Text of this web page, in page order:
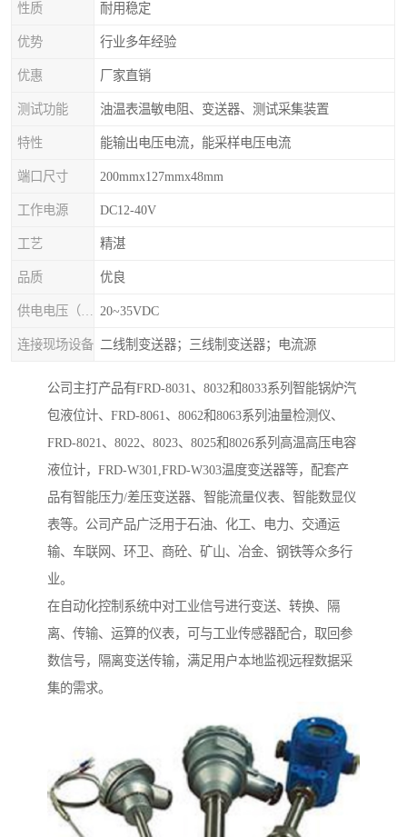
性质 耐用稳定
优势 行业多年经验
优惠 厂家直销
测试功能 油温表温敏电阻、变送器、测试采集装置
特性 能输出电压电流，能采样电压电流
端口尺寸 200mmx127mmx48mm
工作电源 DC12-40V
工艺 精湛
品质 优良
20~35VDC
连接现场设备 二线制变送器；三线制变送器；电流源
公司主打产品有FRD-8031、8032和8033系列智能锅炉汽
包液位计、FRD-8061、8062和8063系列油量检测仪、
FRD-8021、8022、8023、8025和8026系列高温高压电容
液位计，FRD-W301,FRD-W303温度变送器等，配套产
品有智能压力/差压变送器、智能流量仪表、智能数显仪
表等。公司产品广泛用于石油、化工、电力、交通运
输、车联网、环卫、商砼、矿山、冶金、钢铁等众多行
业。
在自动化控制系统中对工业信号进行变送、转换、隔
离、传输、运算的仪表，可与工业传感器配合，取回参
数信号，隔离变送传输，满足用户本地监视远程数据采
集的需求。